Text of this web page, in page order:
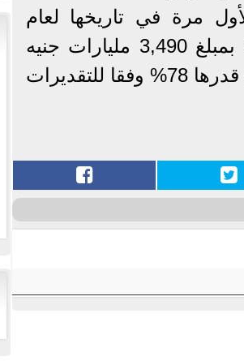
مرة في تاريخها لعام
2023/2022 حاجز 6 مليارات جنيه مقارنة بمبلغ 3,490 مليارات جنيه
خلال العام المالي 2021 2022 بنسبة زيادة قدرها 78% وفقا للتقديرات